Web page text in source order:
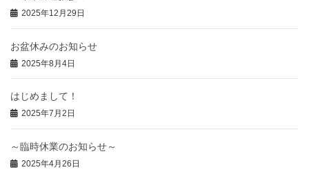
2025年12月29日
お盆休みのお知らせ
2025年8月4日
はじめまして！
2025年7月2日
～臨時休業のお知らせ～
2025年4月26日